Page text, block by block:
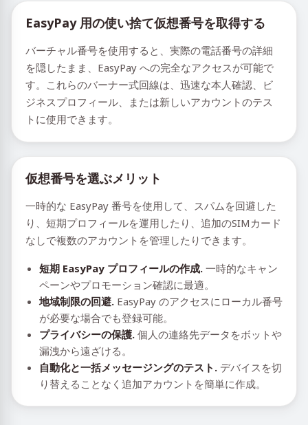
EasyPay 用の使い捨て仮想番号を取得する
バーチャル番号を使用すると、実際の電話番号の詳細
を隠したまま、EasyPay への完全なアクセスが可能で
す。これらのバーナー式回線は、迅速な本人確認、ビ
ジネスプロフィール、または新しいアカウントのテス
トに使用できます。
仮想番号を選ぶメリット
一時的な EasyPay 番号を使用して、スパムを回避した
り、短期プロフィールを運用したり、追加のSIMカード
なしで複数のアカウントを管理したりできます。
短期 EasyPay プロフィールの作成. 一時的なキャン
ペーンやプロモーション確認に最適。
地域制限の回避. EasyPay のアクセスにローカル番号
が必要な場合でも登録可能。
プライバシーの保護. 個人の連絡先データをボットや
漏洩から遠ざける。
自動化と一括メッセージングのテスト. デバイスを切
り替えることなく追加アカウントを簡単に作成。